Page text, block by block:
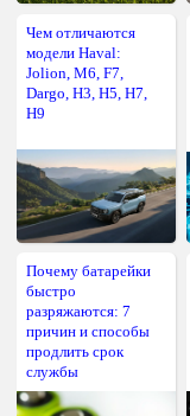
Чем отличаются
модели Haval:
Jolion, M6, F7,
Dargo, H3, H5, H7,
H9
Почему батарейки
быстро
разряжаются: 7
причин и способы
продлить срок
службы